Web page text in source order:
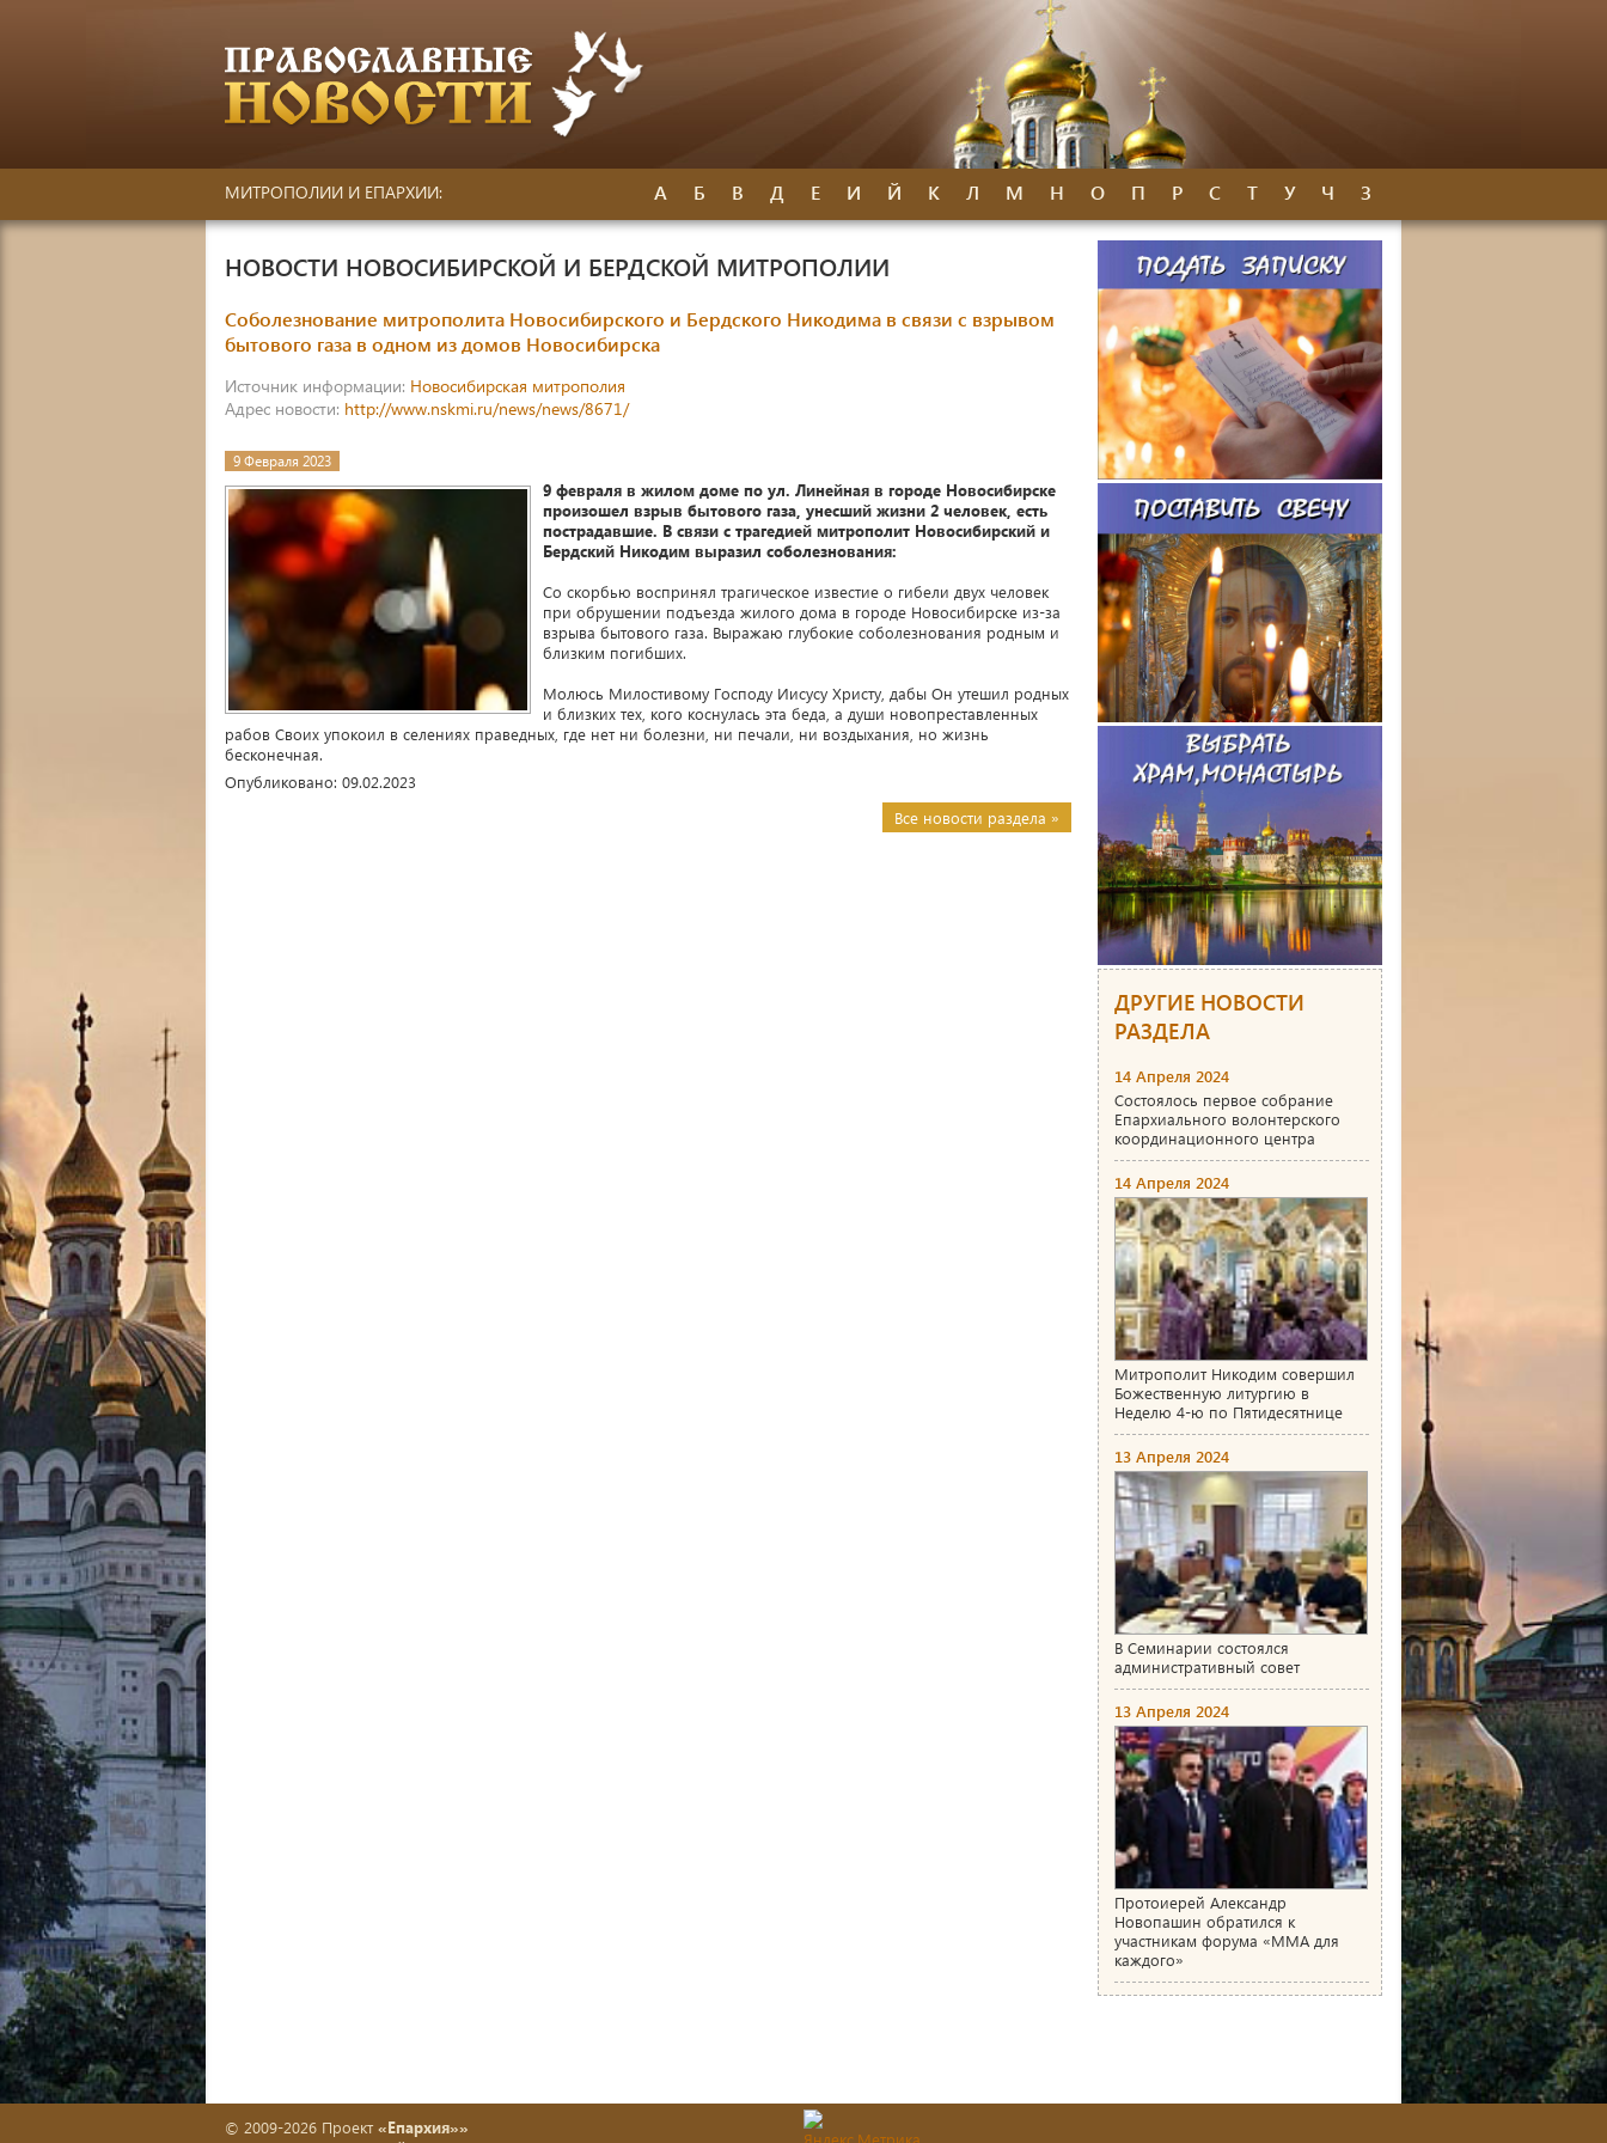
МИТРОПОЛИИ И ЕПАРХИИ: А Б В Д Е И Й К Л М Н О П Р С Т У Ч З
НОВОСТИ НОВОСИБИРСКОЙ И БЕРДСКОЙ МИТРОПОЛИИ
Соболезнование митрополита Новосибирского и Бердского Никодима в связи с взрывом
бытового газа в одном из домов Новосибирска
Источник информации: Новосибирская митрополия
Адрес новости: http://www.nskmi.ru/news/news/8671/
9 Февраля 2023
9 февраля в жилом доме по ул. Линейная в городе Новосибирске
произошел взрыв бытового газа, унесший жизни 2 человек, есть
пострадавшие. В связи с трагедией митрополит Новосибирский и
Бердский Никодим выразил соболезнования:
Со скорбью воспринял трагическое известие о гибели двух человек
при обрушении подъезда жилого дома в городе Новосибирске из-за
взрыва бытового газа. Выражаю глубокие соболезнования родным и
близким погибших.
Молюсь Милостивому Господу Иисусу Христу, дабы Он утешил родных
и близких тех, кого коснулась эта беда, а души новопреставленных
рабов Своих упокоил в селениях праведных, где нет ни болезни, ни печали, ни воздыхания, но жизнь
бесконечная.
Опубликовано: 09.02.2023
Все новости раздела »
ДРУГИЕ НОВОСТИ
РАЗДЕЛА
14 Апреля 2024
Состоялось первое собрание
Епархиального волонтерского
координационного центра
14 Апреля 2024
Митрополит Никодим совершил
Божественную литургию в
Неделю 4-ю по Пятидесятнице
13 Апреля 2024
В Семинарии состоялся
административный совет
13 Апреля 2024
Протоиерей Александр
Новопашин обратился к
участникам форума «ММА для
каждого»
© 2009-2026 Проект «Епархия»»